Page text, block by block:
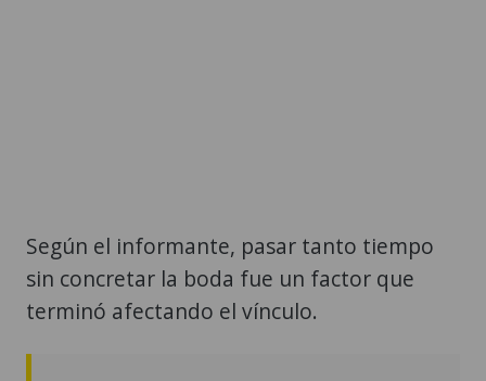
Según el informante, pasar tanto tiempo
sin concretar la boda fue un factor que
terminó afectando el vínculo.